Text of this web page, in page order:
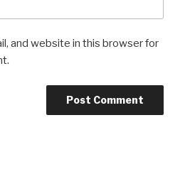
and website in this browser for